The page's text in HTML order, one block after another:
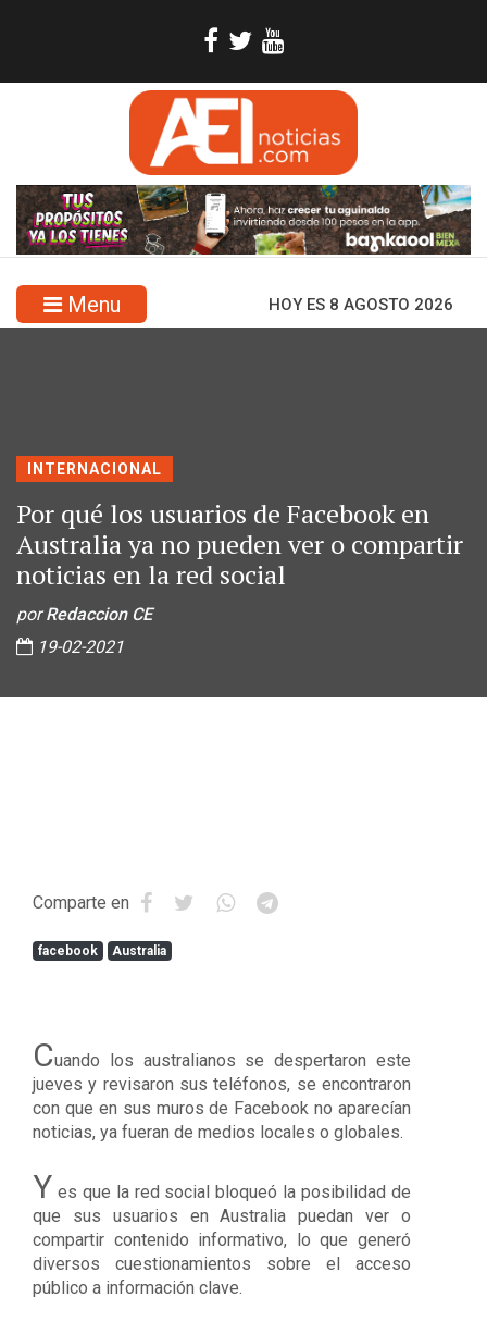
Menu HOY ES 8 AGOSTO 2026
INTERNACIONAL
Por qué los usuarios de Facebook en
Australia ya no pueden ver o compartir
noticias en la red social
porRedaccion CE
19-02-2021
Comparte en
facebook Australia
Cuando los australianos se despertaron este
jueves y revisaron sus teléfonos, se encontraron
con que en sus muros de Facebook no aparecían
noticias, ya fueran de medios locales o globales.
Y es que la red social bloqueó la posibilidad de
que sus usuarios en Australia puedan ver o
compartir contenido informativo, lo que generó
diversos cuestionamientos sobre el acceso
público a información clave.